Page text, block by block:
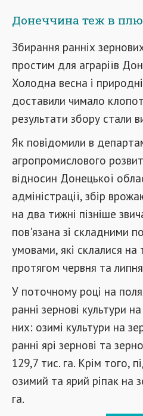
Донеччина теж в
Збирання ранніх
простим для аграріїв
Холодна весна і
доставили чимало
результати збору стали
Як повідомили в
агропромислового
відносин Донецької
адміністрації, збір
на два тижні пізніше
пов'язана зі складними
умовами, які склалися на
протягом червня та
У поточному році на
ранні зернові культури
них: озимі культури на
ранні ярі зернові та
129,7 тис. га. Крім того,
озимий та ярий ріпак на
га.